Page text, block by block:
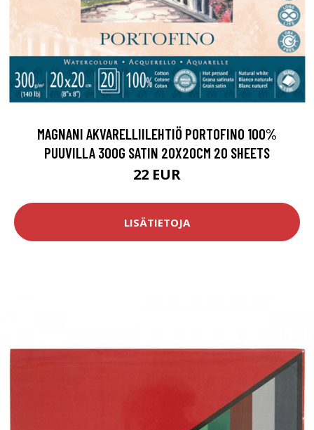
MAGNANI AKVARELLIILEHTIÖ PORTOFINO 100%
PUUVILLA 300G SATIN 20X20CM 20 SHEETS
22 EUR
LISÄTIETOJA